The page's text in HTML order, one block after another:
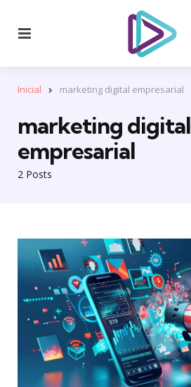
Inicial marketing digital empresarial
2 Posts
marketing digital
empresarial